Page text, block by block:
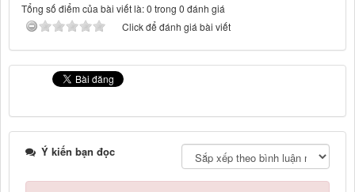
Tổng số điểm của bài viết là: 0 trong 0 đánh giá
Click để đánh giá bài viết
Ý kiến bạn đọc